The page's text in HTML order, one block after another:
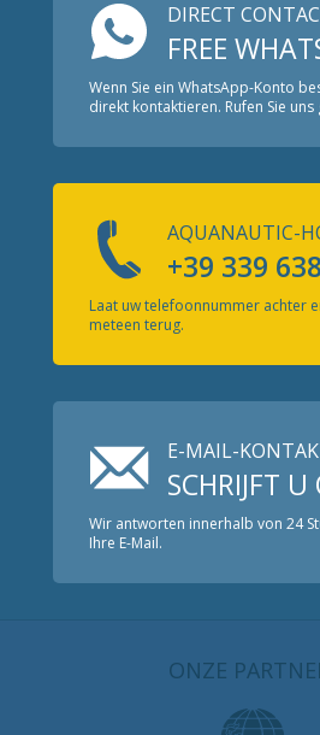
DIRECT
FREE
Wenn Sie ein WhatsApp-Konto
direkt kontaktieren. Rufen Sie uns
AQUANAUTIC-
+39 339
Laat uw telefoonnummer achter
meteen terug.
E-MAIL-
SCHRIJFT U
Wir antworten innerhalb von 24
Ihre E-Mail.
ONZE